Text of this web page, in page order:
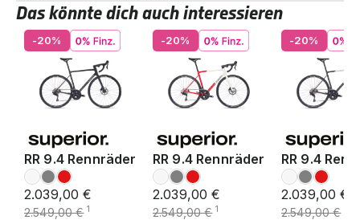
Das könnte dich auch interessieren
-20%
RR 9.4 Rennräder
2.039,00 €
2.549,00 € 1
-20%
RR 9.4 Rennräder
2.039,00 €
2.549,00 € 1
-20%
RR 9.4
2.039,00 €
2.549,00 €